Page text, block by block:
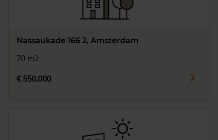
Nassaukade 166 2, Amsterdam
70 m2
€ 550.000